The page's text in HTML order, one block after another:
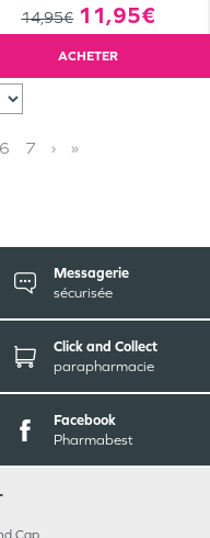
14,95€ 11,95€
ACHETER
6 7 › »
Messagerie
sécurisée
Click and Collect
parapharmacie
Facebook
Pharmabest
Cap